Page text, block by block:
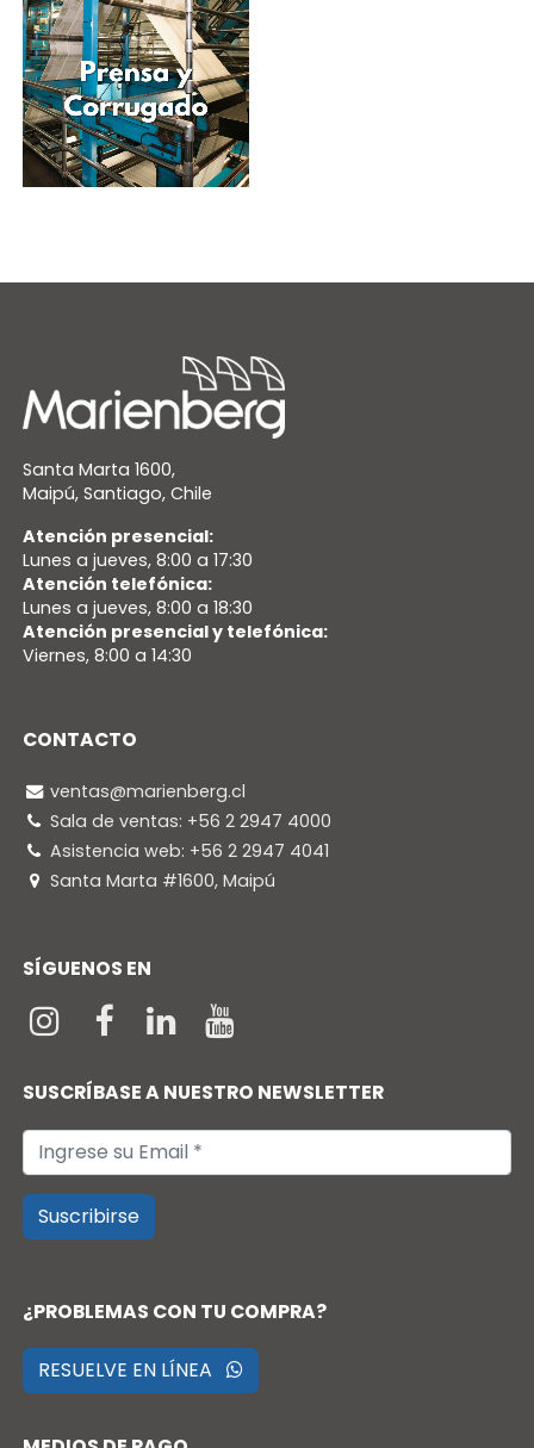
Santa Marta 1600,
Maipú, Santiago, Chile
Atención presencial:
Lunes a jueves, 8:00 a 17:30
Atención telefónica:
Lunes a jueves, 8:00 a 18:30
Atención presencial y telefónica:
Viernes, 8:00 a 14:30
CONTACTO
ventas@marienberg.cl
Sala de ventas: +56 2 2947 4000
Asistencia web: +56 2 2947 4041
Santa Marta #1600, Maipú
SÍGUENOS EN
SUSCRÍBASE A NUESTRO NEWSLETTER
Suscribirse
¿PROBLEMAS CON TU COMPRA?
RESUELVE EN LÍNEA